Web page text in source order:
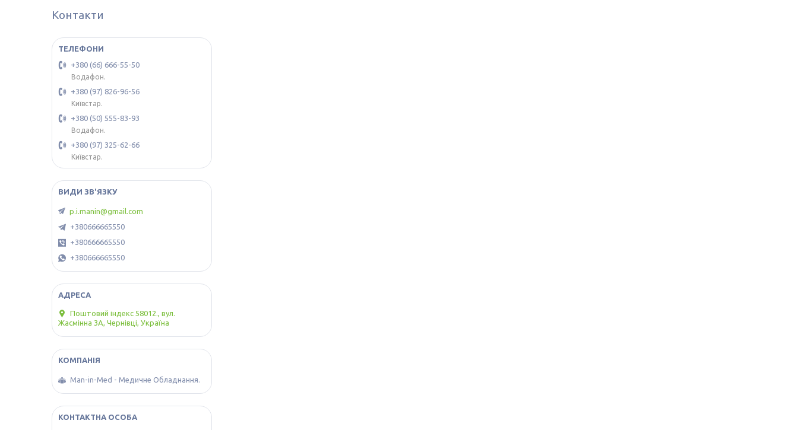
Контакти
+380 (66) 666-55-50
Водафон.
+380 (97) 826-96-56
Київстар.
+380 (50) 555-83-93
Водафон.
+380 (97) 325-62-66
Київстар.
p.i.manin@gmail.com
+380666665550
+380666665550
+380666665550
Поштовий індекс 58012., вул.
Жасмінна 3А, Чернівці, Україна
Man-in-Med - Медичне Обладнання.